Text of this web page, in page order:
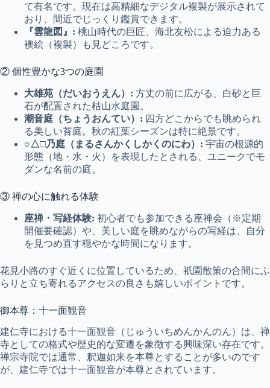
て有名です。現在は高精細なデジタル複製が展示されて
おり、間近でじっくり鑑賞できます。
『雲龍図』: 桃山時代の巨匠、海北友松による迫力ある
襖絵（複製）も見どころです。
② 個性豊かな3つの庭園
大雄苑（だいおうえん）: 方丈の前に広がる、白砂と巨
石が配置された枯山水庭園。
潮音庭（ちょうおんてい）: 四方どこからでも眺められ
る美しい苔庭。秋の紅葉シーズンは特に絶景です。
○△□乃庭（まるさんかくしかくのにわ）: 宇宙の根源的
形態（地・水・火）を表現したとされる、ユニークでモ
ダンな名前の庭。
③ 禅の心に触れる体験
座禅・写経体験: 初心者でも参加できる座禅会（※定期
開催要確認）や、美しい庭を眺めながらの写経は、自分
を見つめ直す穏やかな時間になります。
花見小路のすぐ近くに位置しているため、祇園散策の合間にふ
らりと立ち寄れるアクセスの良さも嬉しいポイントです。
御本尊：十一面観音
建仁寺における十一面観音（じゅういちめんかんのん）は、禅
寺としての格式や歴史的な変遷を象徴する興味深い存在です。
禅宗寺院では通常、釈迦如来を本尊とすることが多いのです
が、建仁寺では十一面観音が本尊とされています。